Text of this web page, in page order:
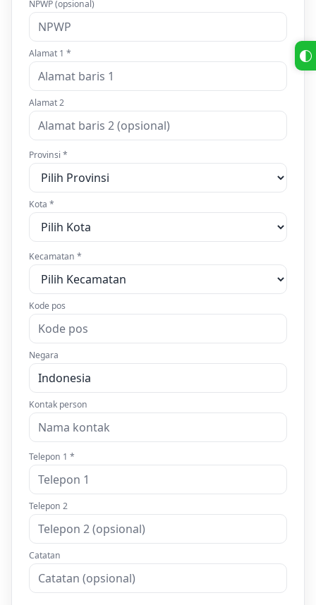
NPWP (opsional)
Alamat 1 *
Alamat 2
Provinsi *
Kota *
Kecamatan *
Kode pos
Negara
Kontak person
Telepon 1 *
Telepon 2
Catatan